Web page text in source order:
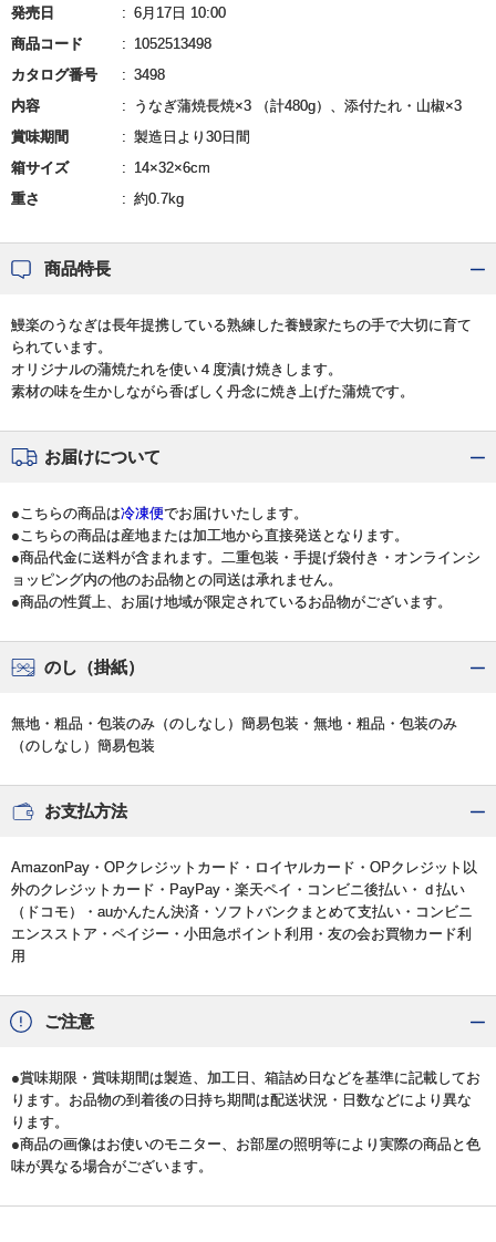
発売日
6月17日 10:00
商品コード
1052513498
カタログ番号
3498
内容
うなぎ蒲焼長焼×3 （計480g）、添付たれ・山椒×3
賞味期間
製造日より30日間
箱サイズ
14×32×6cm
重さ
約0.7kg
商品特長
鰻楽のうなぎは長年提携している熟練した養鰻家たちの手で大切に育て
られています。
オリジナルの蒲焼たれを使い４度漬け焼きします。
素材の味を生かしながら香ばしく丹念に焼き上げた蒲焼です。
お届けについて
●こちらの商品は冷凍便でお届けいたします。
●こちらの商品は産地または加工地から直接発送となります。
●商品代金に送料が含まれます。二重包装・手提げ袋付き・オンラインシ
ョッピング内の他のお品物との同送は承れません。
●商品の性質上、お届け地域が限定されているお品物がございます。
のし（掛紙）
無地・粗品・包装のみ（のしなし）簡易包装・無地・粗品・包装のみ
（のしなし）簡易包装
お支払方法
AmazonPay・OPクレジットカード・ロイヤルカード・OPクレジット以
外のクレジットカード・PayPay・楽天ペイ・コンビニ後払い・ｄ払い
（ドコモ）・auかんたん決済・ソフトバンクまとめて支払い・コンビニ
エンスストア・ペイジー・小田急ポイント利用・友の会お買物カード利
用
ご注意
●賞味期限・賞味期間は製造、加工日、箱詰め日などを基準に記載してお
ります。お品物の到着後の日持ち期間は配送状況・日数などにより異な
ります。
●商品の画像はお使いのモニター、お部屋の照明等により実際の商品と色
味が異なる場合がございます。